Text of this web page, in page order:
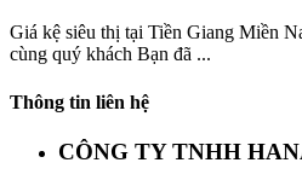
Giá kệ siêu thị tại Tiền Giang Miền
cùng quý khách Bạn đã ...
Thông tin liên hệ
CÔNG TY TNHH